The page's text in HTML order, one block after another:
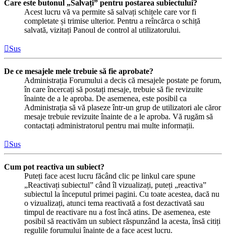
Care este butonul „Salvați” pentru postarea subiectului?
Acest lucru vă va permite să salvați schițele care vor fi
completate și trimise ulterior. Pentru a reîncărca o schiță
salvată, vizitați Panoul de control al utilizatorului.
Sus
De ce mesajele mele trebuie să fie aprobate?
Administrația Forumului a decis că mesajele postate pe forum,
în care încercați să postați mesaje, trebuie să fie revizuite
înainte de a le aproba. De asemenea, este posibil ca
Administrația să vă plaseze într-un grup de utilizatori ale căror
mesaje trebuie revizuite înainte de a le aproba. Vă rugăm să
contactați administratorul pentru mai multe informații.
Sus
Cum pot reactiva un subiect?
Puteți face acest lucru făcând clic pe linkul care spune
„Reactivați subiectul” când îl vizualizați, puteți „reactiva”
subiectul la începutul primei pagini. Cu toate acestea, dacă nu
o vizualizați, atunci tema reactivată a fost dezactivată sau
timpul de reactivare nu a fost încă atins. De asemenea, este
posibil să reactivăm un subiect răspunzând la acesta, însă citiți
regulile forumului înainte de a face acest lucru.